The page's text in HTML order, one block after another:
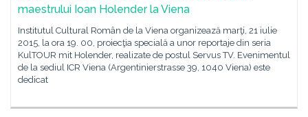
maestrului Ioan Holender la Viena
Institutul Cultural Român de la Viena organizează marţi, 21 iulie
2015, la ora 19. 00, proiecţia specială a unor reportaje din seria
KulTOUR mit Holender, realizate de postul Servus TV. Evenimentul
de la sediul ICR Viena (Argentinierstrasse 39, 1040 Viena) este
dedicat